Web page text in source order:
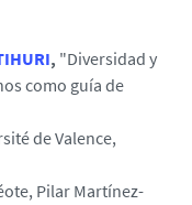
, "Diversidad y
como guía de
de Valence,
, Pilar Martínez-